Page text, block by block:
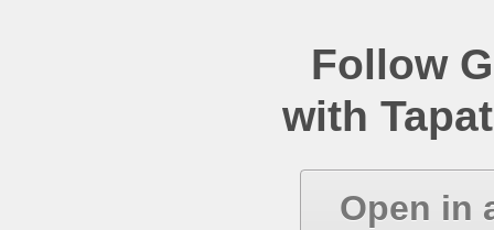
Follow
with
Open in